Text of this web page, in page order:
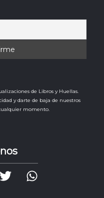
de Libros y Huellas.
y darte de baja de nuestros
momento.